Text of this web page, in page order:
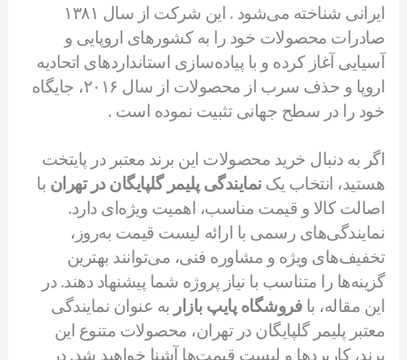
ایرانی شناخته می‌شود . این شرکت از سال ۱۳۸۱
صادرات محصولات خود را به کشورهای اروپایی و
آسیایی آغاز کرده و با پیاده‌سازی استانداردهای اتحادیه
اروپا و حذف سرب از محصولات از سال ۲۰۱۶، جایگاه
خود را در سطح جهانی تثبیت نموده است .
اگر به دنبال خرید محصولات این برند معتبر در پایتخت
هستید، انتخاب یکنمایندگی پلیمر گلپایگان در تهران با
اصالت کالا و قیمت مناسب، اهمیت ویژه‌ای دارد.
نمایندگی‌های رسمی با ارائه لیست قیمت به‌روز،
تخفیف‌های ویژه و مشاوره فنی، می‌توانند بهترین
گزینه‌ها را متناسب با نیاز پروژه شما پیشنهاد دهند. در
این مقاله، بافروشگاه پایپ بازار به عنوان نمایندگی
معتبر پلیمر گلپایگان در تهران، محصولات متنوع این
برند، کاربردها و لیست قیمت‌ها آشنا خواهید شد. در